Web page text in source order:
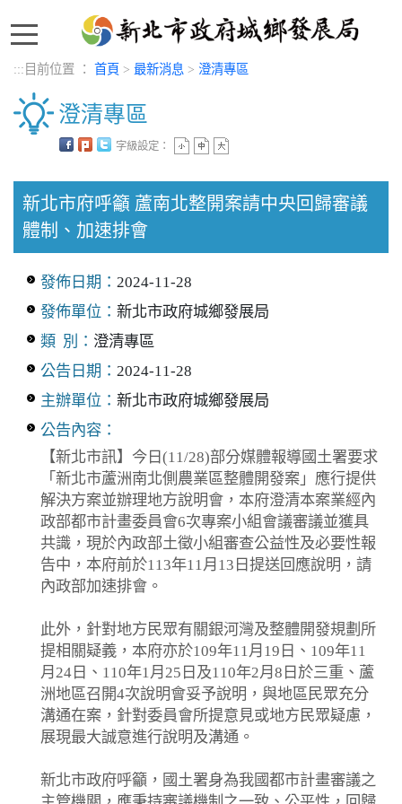
::: 目前位置 ： 首頁 > 最新消息 > 澄清專區
澄清專區
字級設定：
新北市府呼籲 蘆南北整開案請中央回歸審議
體制、加速排會
發佈日期： 2024-11-28
發佈單位： 新北市政府城鄉發展局
類 別： 澄清專區
公告日期： 2024-11-28
主辦單位： 新北市政府城鄉發展局
公告內容：
【新北市訊】今日(11/28)部分媒體報導國土署要求
「新北市蘆洲南北側農業區整體開發案」應行提供
解決方案並辦理地方說明會，本府澄清本案業經內
政部都市計畫委員會6次專案小組會議審議並獲具
共識，現於內政部土徵小組審查公益性及必要性報
告中，本府前於113年11月13日提送回應說明，請
內政部加速排會。
此外，針對地方民眾有關銀河灣及整體開發規劃所
提相關疑義，本府亦於109年11月19日、109年11
月24日、110年1月25日及110年2月8日於三重、蘆
洲地區召開4次說明會妥予說明，與地區民眾充分
溝通在案，針對委員會所提意見或地方民眾疑慮，
展現最大誠意進行說明及溝通。
新北市政府呼籲，國土署身為我國都市計畫審議之